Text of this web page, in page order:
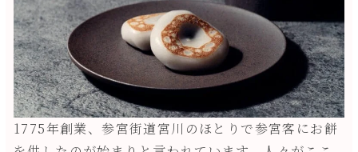
1775年創業、参宮街道宮川のほとりで参宮客にお餅